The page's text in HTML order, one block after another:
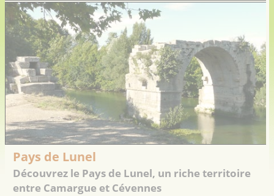
Pays de Lunel
Découvrez le Pays de Lunel, un riche territoire
entre Camargue et Cévennes